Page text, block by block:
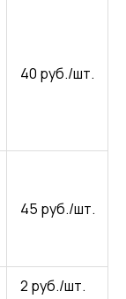
40 руб./шт.
45 руб./шт.
2 руб./шт.